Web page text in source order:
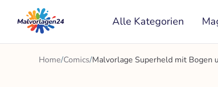
Inhalt
springen
Alle Kategorien
Home/Comics/Malvorlage Superheld mit Bogen